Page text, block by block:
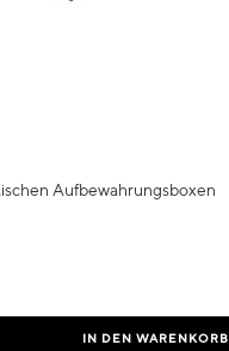
Aufbewahrungsboxen
IN DEN WARENKORB